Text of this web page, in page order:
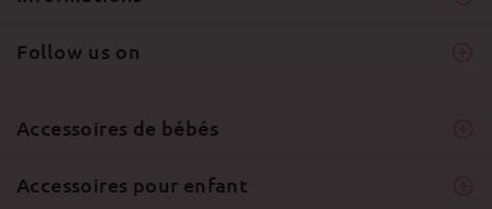
Follow us on
Accessoires de bébés
Accessoires pour enfant